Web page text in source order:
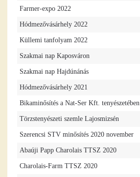
Farmer-expo 2022
Hódmezővásárhely 2022
Küllemi tanfolyam 2022
Szakmai nap Kaposváron
Szakmai nap Hajdúnánás
Hódmezővásárhely 2021
Bikaminősítés a Nat-Ser Kft. tenyészetében
Törzstenyészeti szemle Lajosmizsén
Szerencsi STV minősítés 2020 november
Abaúji Papp Charolais TTSZ 2020
Charolais-Farm TTSZ 2020